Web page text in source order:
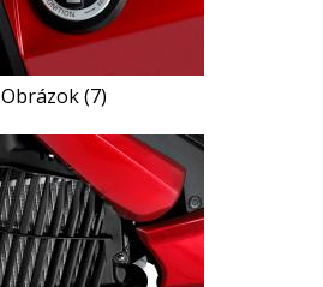
Obrázok (7)